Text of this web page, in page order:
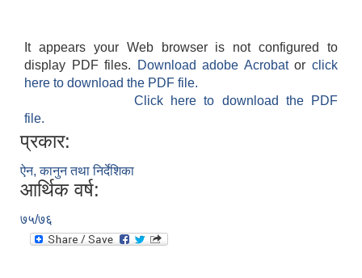
It appears your Web browser is not configured to
display PDF files.
Download adobe Acrobatorclick
here to download the PDF file.
Click here to download the PDF
file.
प्रकार:
ऐन, कानुन तथा निर्देशिका
आर्थिक वर्ष:
७५/७६